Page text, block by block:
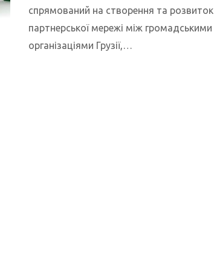
спрямований на створення та розвиток
партнерської мережі між громадськими
організаціями Грузії,…